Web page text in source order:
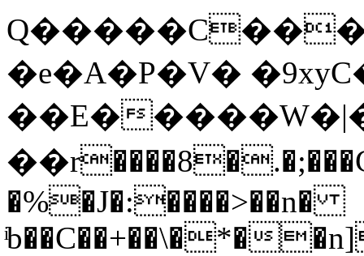
�e�A�P�V�
��E�
�%�J�:����>��n�
ͥb��C��+��\�*�